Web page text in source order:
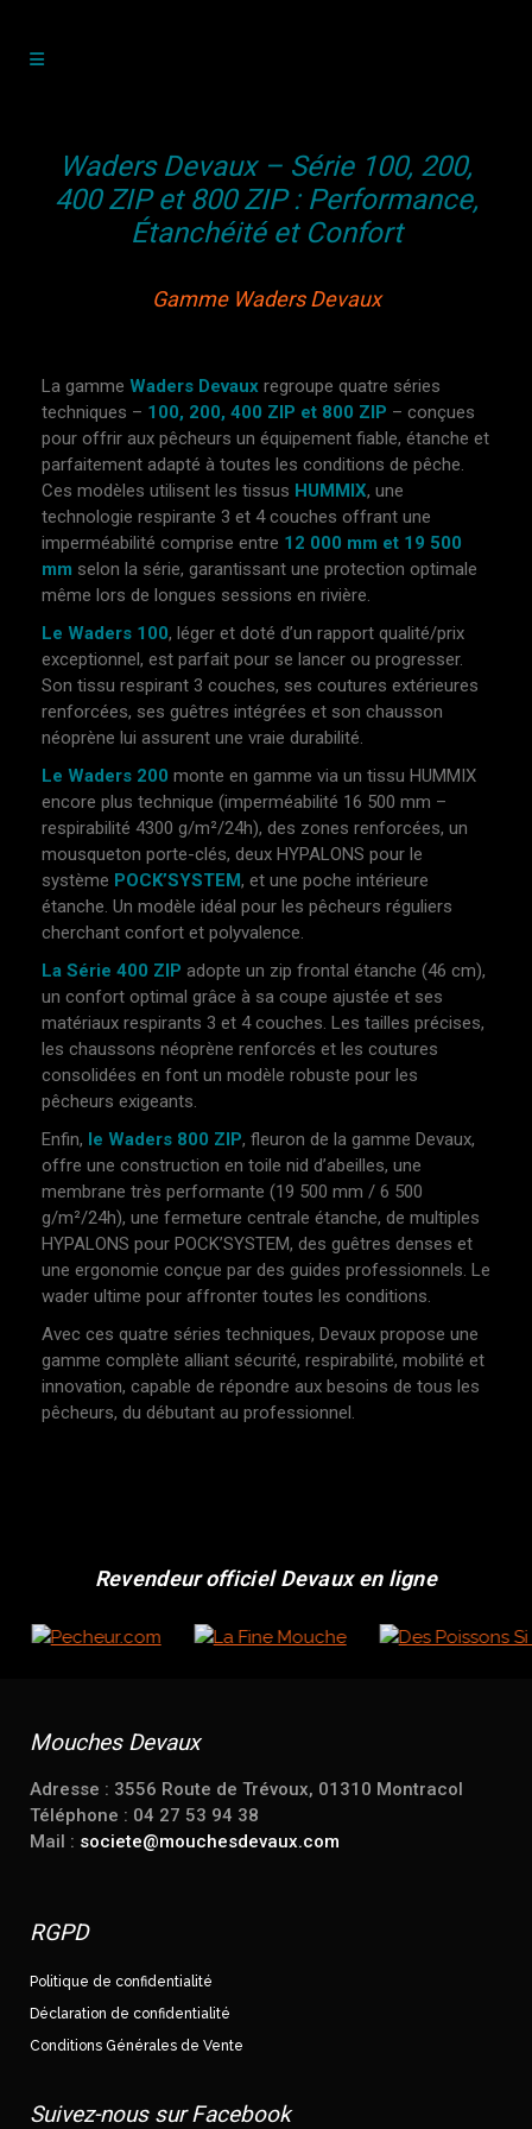
Waders Devaux – Série 100, 200,
400 ZIP et 800 ZIP : Performance,
Étanchéité et Confort
Gamme Waders Devaux
La gamme Waders Devaux regroupe quatre séries
techniques – 100, 200, 400 ZIP et 800 ZIP – conçues
pour offrir aux pêcheurs un équipement fiable, étanche et
parfaitement adapté à toutes les conditions de pêche.
Ces modèles utilisent les tissus HUMMIX, une
technologie respirante 3 et 4 couches offrant une
imperméabilité comprise entre 12 000 mm et 19 500
mm selon la série, garantissant une protection optimale
même lors de longues sessions en rivière.
Le Waders 100, léger et doté d’un rapport qualité/prix
exceptionnel, est parfait pour se lancer ou progresser.
Son tissu respirant 3 couches, ses coutures extérieures
renforcées, ses guêtres intégrées et son chausson
néoprène lui assurent une vraie durabilité.
Le Waders 200 monte en gamme via un tissu HUMMIX
encore plus technique (imperméabilité 16 500 mm –
respirabilité 4300 g/m²/24h), des zones renforcées, un
mousqueton porte-clés, deux HYPALONS pour le
système POCK’SYSTEM, et une poche intérieure
étanche. Un modèle idéal pour les pêcheurs réguliers
cherchant confort et polyvalence.
La Série 400 ZIP adopte un zip frontal étanche (46 cm),
un confort optimal grâce à sa coupe ajustée et ses
matériaux respirants 3 et 4 couches. Les tailles précises,
les chaussons néoprène renforcés et les coutures
consolidées en font un modèle robuste pour les
pêcheurs exigeants.
Enfin, le Waders 800 ZIP, fleuron de la gamme Devaux,
offre une construction en toile nid d’abeilles, une
membrane très performante (19 500 mm / 6 500
g/m²/24h), une fermeture centrale étanche, de multiples
HYPALONS pour POCK’SYSTEM, des guêtres denses et
une ergonomie conçue par des guides professionnels. Le
wader ultime pour affronter toutes les conditions.
Avec ces quatre séries techniques, Devaux propose une
gamme complète alliant sécurité, respirabilité, mobilité et
innovation, capable de répondre aux besoins de tous les
pêcheurs, du débutant au professionnel.
Revendeur officiel Devaux en ligne
Mouches Devaux
Adresse : 3556 Route de Trévoux, 01310 Montracol
Téléphone : 04 27 53 94 38
Mail : societe@mouchesdevaux.com
RGPD
Politique de confidentialité
Déclaration de confidentialité
Conditions Générales de Vente
Suivez-nous sur Facebook